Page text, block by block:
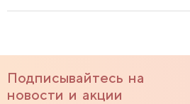
Подписывайтесь на
новости и акции